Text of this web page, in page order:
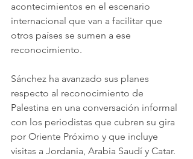
acontecimientos en el escenario
internacional que van a facilitar que
otros países se sumen a ese
reconocimiento.
Sánchez ha avanzado sus planes
respecto al reconocimiento de
Palestina en una conversación informal
con los periodistas que cubren su gira
por Oriente Próximo y que incluye
visitas a Jordania, Arabia Saudí y Catar.